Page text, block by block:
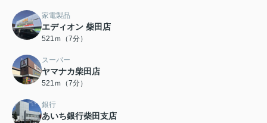
家電製品
エディオン 柴田店
521ｍ（7分）
スーパー
ヤマナカ柴田店
521ｍ（7分）
銀行
あいち銀行柴田支店